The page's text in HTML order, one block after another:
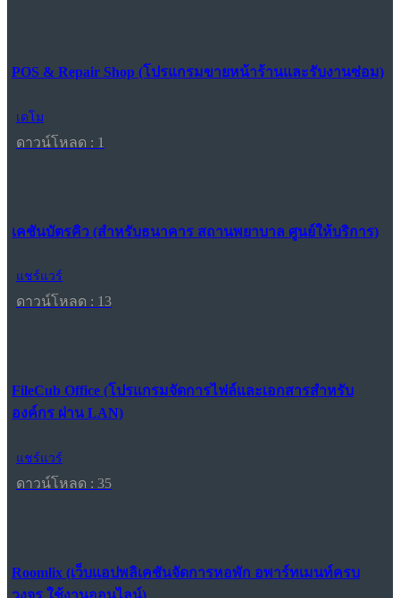
POS & Repair Shop (โปรแกรมขายหน้าร้านและรับงานซ่อม)
เดโม
ดาวน์โหลด : 1
เคชันบัตรคิว (สำหรับธนาคาร สถานพยาบาล ศูนย์ให้บริการ)
แชร์แวร์
ดาวน์โหลด : 13
FileCub Office (โปรแกรมจัดการไฟล์และเอกสารสำหรับ
องค์กร ผ่าน LAN)
แชร์แวร์
ดาวน์โหลด : 35
Roomlix (เว็บแอปพลิเคชันจัดการหอพัก อพาร์ทเมนท์ครบ
วงจร ใช้งานออนไลน์)